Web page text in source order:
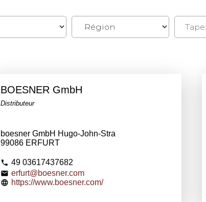
BOESNER GmbH
Distributeur
boesner GmbH Hugo-John-Stra
99086 ERFURT
49 03617437682
erfurt@boesner.com
https://www.boesner.com/